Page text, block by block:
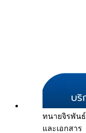
ทนายจิรพันธ์
และเอกสาร